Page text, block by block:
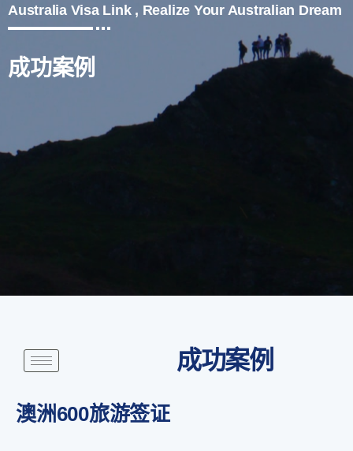
Australia Visa Link , Realize Your Australian Dream
成功案例
成功案例
澳洲600旅游签证